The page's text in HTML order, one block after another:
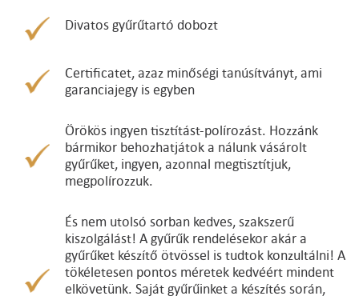
Divatos gyűrűtartó dobozt
Certificatet, azaz minőségi tanúsítványt, ami
garanciajegy is egyben
Örökös ingyen tisztítást-polírozást. Hozzánk
bármikor behozhatjátok a nálunk vásárolt
gyűrűket, ingyen, azonnal megtisztítjuk,
megpolírozzuk.
És nem utolsó sorban kedves, szakszerű
kiszolgálást! A gyűrűk rendelésekor akár a
gyűrűket készítő ötvössel is tudtok konzultálni! A
tökéletesen pontos méretek kedvéért mindent
elkövetünk. Saját gyűrűinket a készítés során,